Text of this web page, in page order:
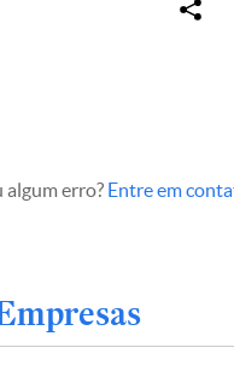
algum erro? Entre em